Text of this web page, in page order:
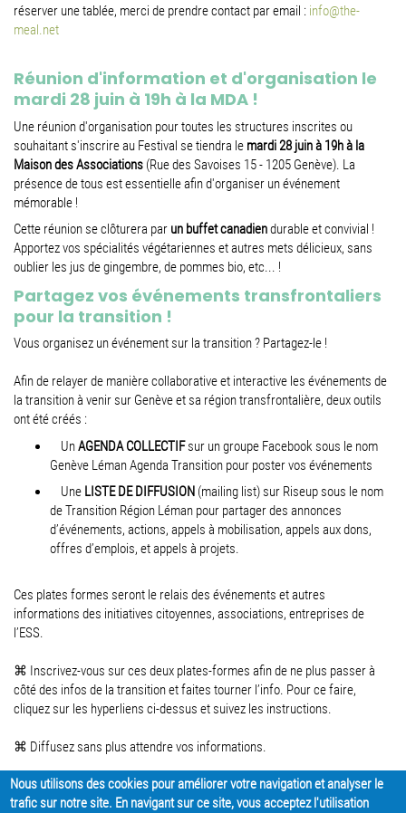
réserver une tablée, merci de prendre contact par email : info@the-
meal.net
Réunion d'information et d'organisation le
mardi 28 juin à 19h à la MDA !
Une réunion d'organisation pour toutes les structures inscrites ou
souhaitant s'inscrire au Festival se tiendra le mardi 28 juin à 19hà la
Maison des Associations (Rue des Savoises 15 - 1205 Genève). La
présence de tous est essentielle afin d'organiser un événement
mémorable !
Cette réunion se clôturera par un buffet canadiendurable et convivial !
Apportez vos spécialités végétariennes et autres mets délicieux, sans
oublier les jus de gingembre, de pommes bio, etc... !
Partagez vos événements transfrontaliers
pour la transition !
Vous organisez un événement sur la transition ? Partagez-le !
Afin de relayer de manière collaborative et interactive les événements de
la transition à venir sur Genève et sa région transfrontalière, deux outils
ont été créés :
UnAGENDA COLLECTIFsur un groupe Facebook sous le nom
Genève Léman Agenda Transition pour poster vos événements
Une LISTE DE DIFFUSION (mailing list) sur Riseup sous le nom
de Transition Région Léman pour partager des annonces
d’événements, actions, appels à mobilisation, appels aux dons,
offres d’emplois, et appels à projets.
Ces plates formes seront le relais des événements et autres
informations des initiatives citoyennes, associations, entreprises de
l’ESS.
⌘ Inscrivez-vous sur ces deux plates-formes afin de ne plus passer à
côté des infos de la transition et faites tourner l’info. Pour ce faire,
cliquez sur les hyperliens ci-dessus et suivez les instructions.
⌘ Diffusez sans plus attendre vos informations.
PARTAGER
Nous utilisons des cookies pour améliorer votre navigation et analyser le
trafic sur notre site. En navigant sur ce site, vous acceptez l'utilisation